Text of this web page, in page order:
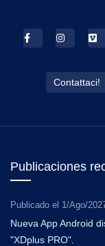
Contattaci!
Publicaciones
Publicado el 1/Ago/
Nueva App Android
"XDplus PRO".